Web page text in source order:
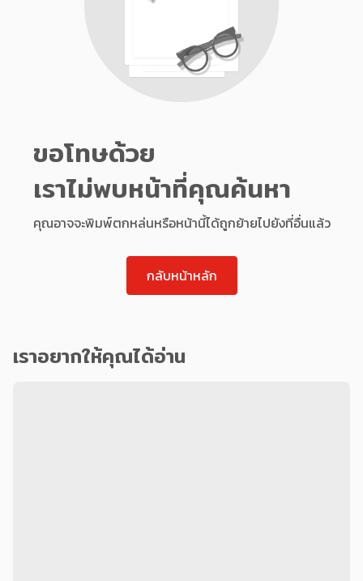
ขอโทษด้วย
เราไม่พบหน้าที่คุณค้นหา
คุณอาจจะพิมพ์ตกหล่นหรือหน้านี้ได้ถูกย้ายไปยังที่อื่นแล้ว
กลับหน้าหลัก
เราอยากให้คุณได้อ่าน